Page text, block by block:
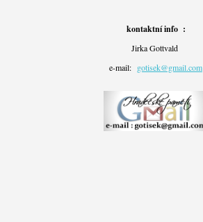
kontaktní info :
Jirka Gottvald
e-mail: gotisek@gmail.com